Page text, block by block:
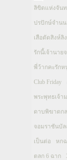
ลิขิตแห่งจัน
ปรปักษ์จำน
เสือตัดสิงห์ลิ
รักนี้เจ้านาย
พี่ว้ากคะรักห
Club Friday
พระพุทธเจ้า
ดาบพิฆาตก
จอมราชันบัล
เป็นต่อ หก
ตลก 6 ฉาก